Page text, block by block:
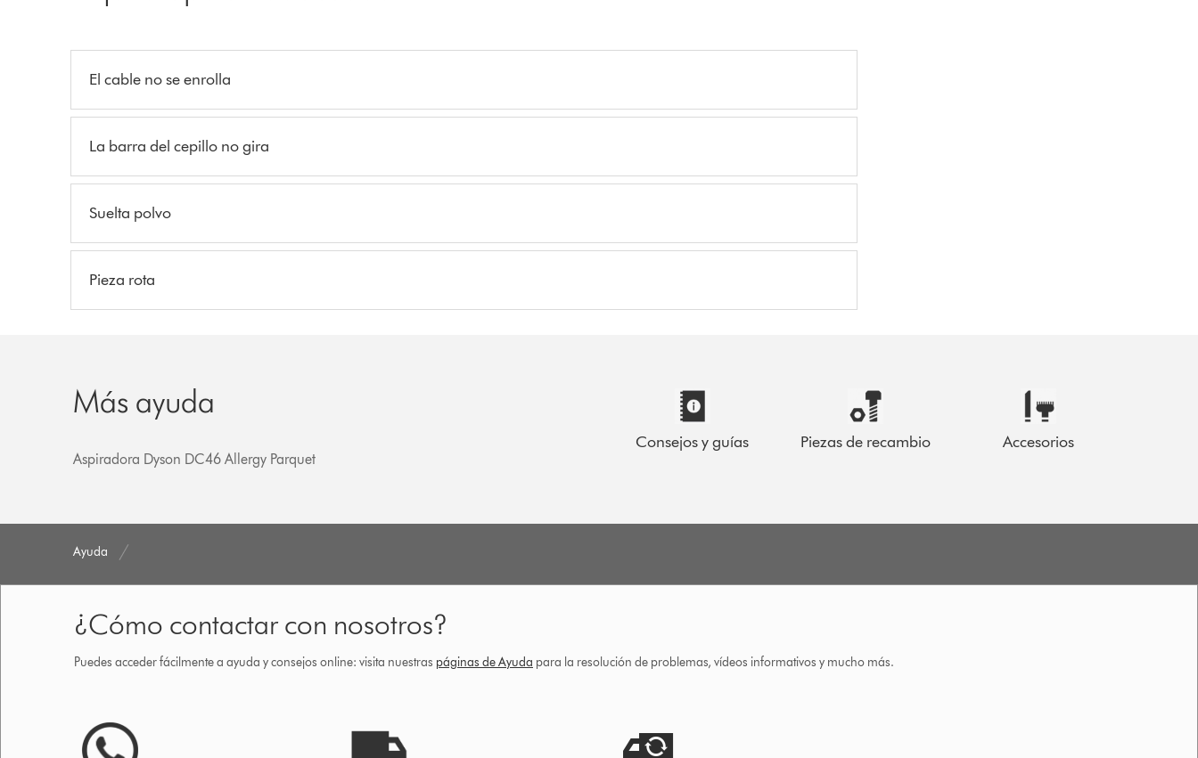
El cable no se enrolla
La barra del cepillo no gira
Suelta polvo
Pieza rota
Más ayuda
Aspiradora Dyson DC46 Allergy Parquet
Consejos y guías Piezas de recambio Accesorios
Ayuda
¿Cómo contactar con nosotros?
Puedes acceder fácilmente a ayuda y consejos online: visita nuestras páginas de Ayuda para la resolución de problemas, vídeos informativos y mucho más.